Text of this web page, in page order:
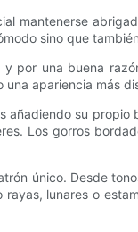
mantenerse
sino que
por una buena
apariencia más
añadiendo su
Los gorros
único. Desde
lunares o